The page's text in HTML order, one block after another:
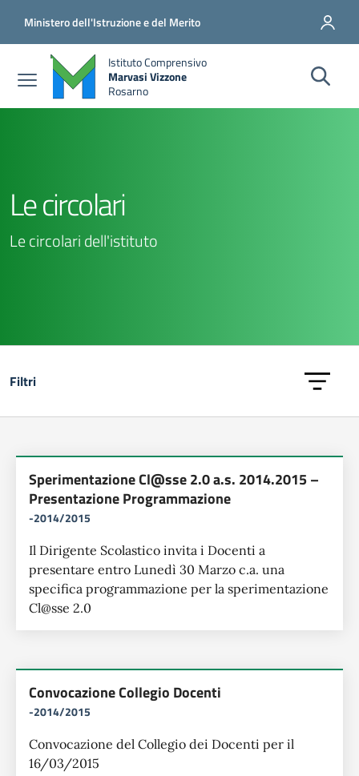
Ministero dell'Istruzione e del Merito
Istituto Comprensivo
Marvasi Vizzone
Rosarno
Le circolari
Le circolari dell'istituto
Filtri
Lista delle circolari
Sperimentazione Cl@sse 2.0 a.s. 2014.2015 –
Presentazione Programmazione
-2014/2015
Il Dirigente Scolastico invita i Docenti a
presentare entro Lunedì 30 Marzo c.a. una
specifica programmazione per la sperimentazione
Cl@sse 2.0
Convocazione Collegio Docenti
-2014/2015
Convocazione del Collegio dei Docenti per il
16/03/2015